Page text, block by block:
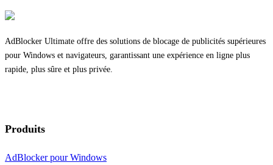
AdBlocker Ultimate offre des solutions de blocage de publicités supérieures
pour Windows et navigateurs, garantissant une expérience en ligne plus
rapide, plus sûre et plus privée.
Produits
AdBlocker pour Windows